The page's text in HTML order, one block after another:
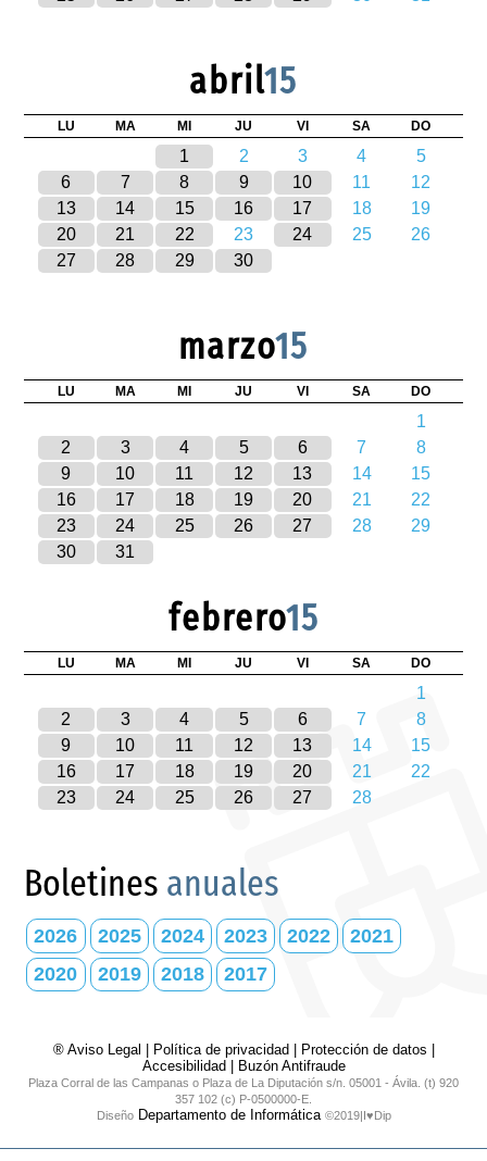
abril15
LU MA MI JU VI SA DO
1 2 3 4
5
6
7 8 9 10 11
12
13
14 15 16 17 18
19
20
21 22 23 24 25
26
27
28 29 30
marzo15
LU MA MI JU VI SA DO
1
2
3 4 5 6 7
8
9
10 11 12 13 14
15
16
17 18 19 20 21
22
23
24 25 26 27 28
29
30
31
febrero15
LU MA MI JU VI SA DO
1
2
3 4 5 6 7
8
9
10 11 12 13 14
15
16
17 18 19 20 21
22
23
24 25 26 27 28
Boletines anuales
2026 2025 2024 2023 2022
2021
2020
2019 2018 2017
® Aviso Legal Política de privacidad Protección de datos
Accesibilidad
Buzón Antifraude
Plaza Corral de las Campanas o Plaza de La Diputación s/n. 05001 - Ávila. (t) 920
357 102 (c) P-0500000-E.
DiseñoDepartamento de Informática ©2019|I♥Dip